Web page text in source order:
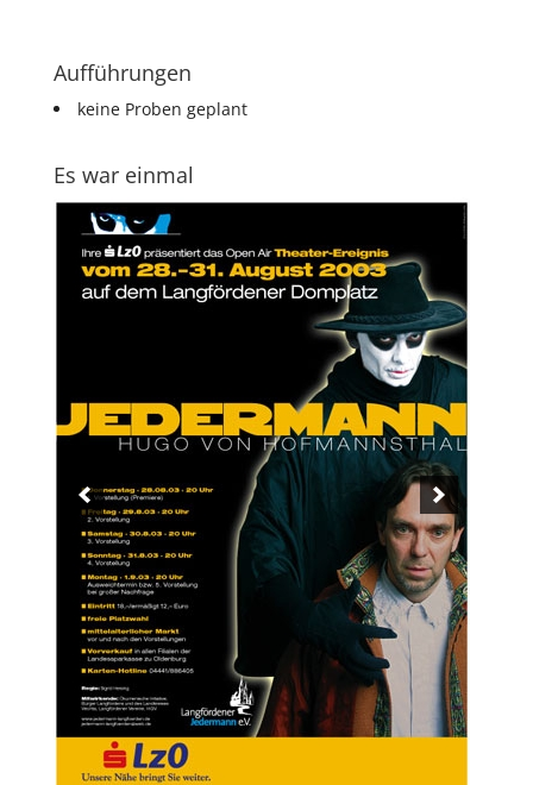
Aufführungen
keine Proben geplant
Es war einmal